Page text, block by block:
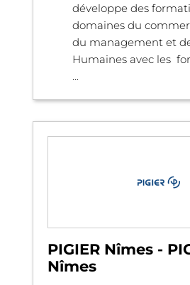
développe des
domaines du
du management et
Humaines avec les
...
PIGIER Nîmes -
Nîmes